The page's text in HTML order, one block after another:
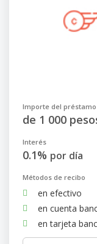
Importe del préstamo
de 1 000
Interés
0.1% por día
Métodos de recibo
en efectivo
en cuenta
en tarjeta